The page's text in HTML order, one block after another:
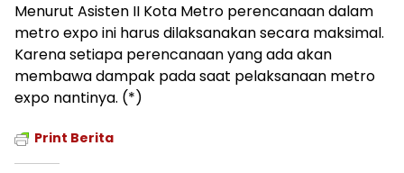
Menurut Asisten II Kota Metro perencanaan dalam
metro expo ini harus dilaksanakan secara maksimal.
Karena setiapa perencanaan yang ada akan
membawa dampak pada saat pelaksanaan metro
expo nantinya. (*)
Print Berita